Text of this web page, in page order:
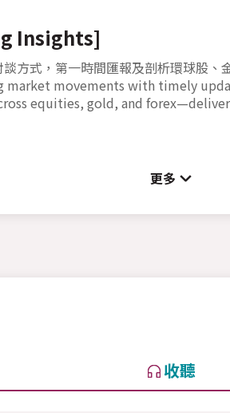
Insights]
方式，第一時間匯報及剖析環球股、
market movements with timely
equities, gold, and
更多
收聽